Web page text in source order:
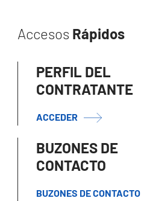
Accesos Rápidos
PERFIL DEL
CONTRATANTE
ACCEDER
BUZONES DE
CONTACTO
BUZONES DE CONTACTO